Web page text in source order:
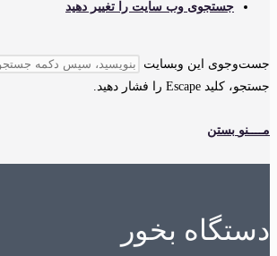
جستجوی وب سایت را تغییر دهید
جست‌وجوی این وبسایت
جستجو، کلید Escape را فشار دهید.
مــــنو بستن
دستگاه بخور